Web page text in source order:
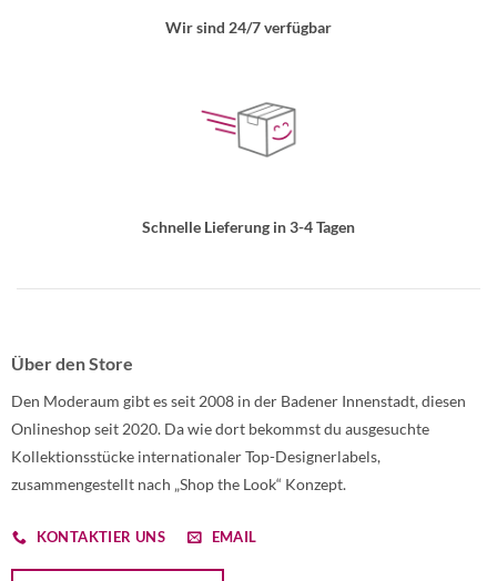
Wir sind 24/7 verfügbar
Schnelle Lieferung in 3-4 Tagen
Über den Store
Den Moderaum gibt es seit 2008 in der Badener Innenstadt, diesen
Onlineshop seit 2020. Da wie dort bekommst du ausgesuchte
Kollektionsstücke internationaler Top-Designerlabels,
zusammengestellt nach „Shop the Look“ Konzept.
KONTAKTIER UNS EMAIL